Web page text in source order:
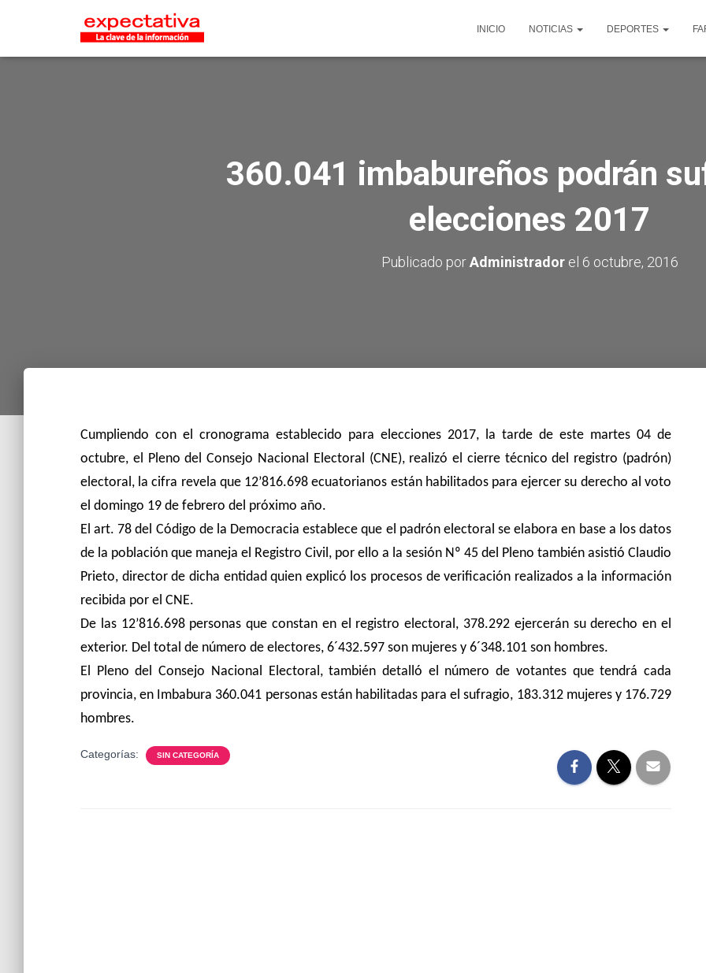
INICIO NOTICIAS DEPORTES
360.041 imbabureños podrán
elecciones 2017
Publicado porAdministradorel 6 octubre, 2016
Cumpliendo con el cronograma establecido para elecciones 2017, la tarde de este martes 04 de
octubre, el Pleno del Consejo Nacional Electoral (CNE), realizó el cierre técnico del registro (padrón)
electoral, la cifra revela que 12’816.698 ecuatorianos están habilitados para ejercer su derecho al voto
el domingo 19 de febrero del próximo año.
El art. 78 del Código de la Democracia establece que el padrón electoral se elabora en base a los datos
de la población que maneja el Registro Civil, por ello a la sesión Nº 45 del Pleno también asistió Claudio
Prieto, director de dicha entidad quien explicó los procesos de verificación realizados a la información
recibida por el CNE.
De las 12’816.698 personas que constan en el registro electoral, 378.292 ejercerán su derecho en el
exterior. Del total de número de electores, 6´432.597 son mujeres y 6´348.101 son hombres.
El Pleno del Consejo Nacional Electoral, también detalló el número de votantes que tendrá cada
provincia, en Imbabura 360.041 personas están habilitadas para el sufragio, 183.312 mujeres y 176.729
hombres.
Categorías: SIN CATEGORÍA